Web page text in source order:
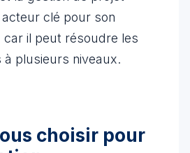
clé pour son
car il peut résoudre les
à plusieurs niveaux.
choisir pour